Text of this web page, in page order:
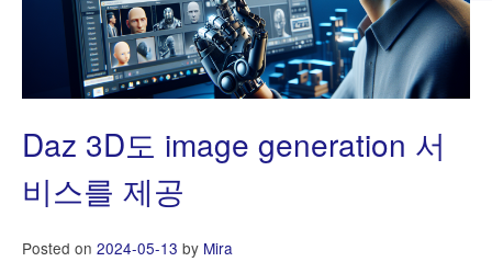
Daz 3D도 image generation 서
비스를 제공
Posted on 2024-05-13 by Mira